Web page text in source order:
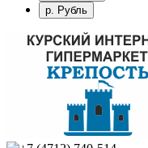
р. Рубль